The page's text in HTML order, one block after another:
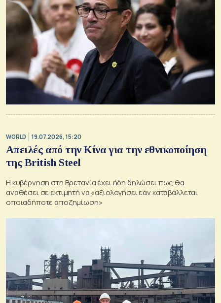
WORLD 19.07.2026, 15:20
Απειλές από την Κίνα για την εθνικοποίηση
της British Steel
Η κυβέρνηση στη Βρετανία έχει ήδη δηλώσει πως θα
αναθέσει σε εκτιμητή να «αξιολογήσει εάν καταβάλλεται
οποιαδήποτε αποζημίωση»